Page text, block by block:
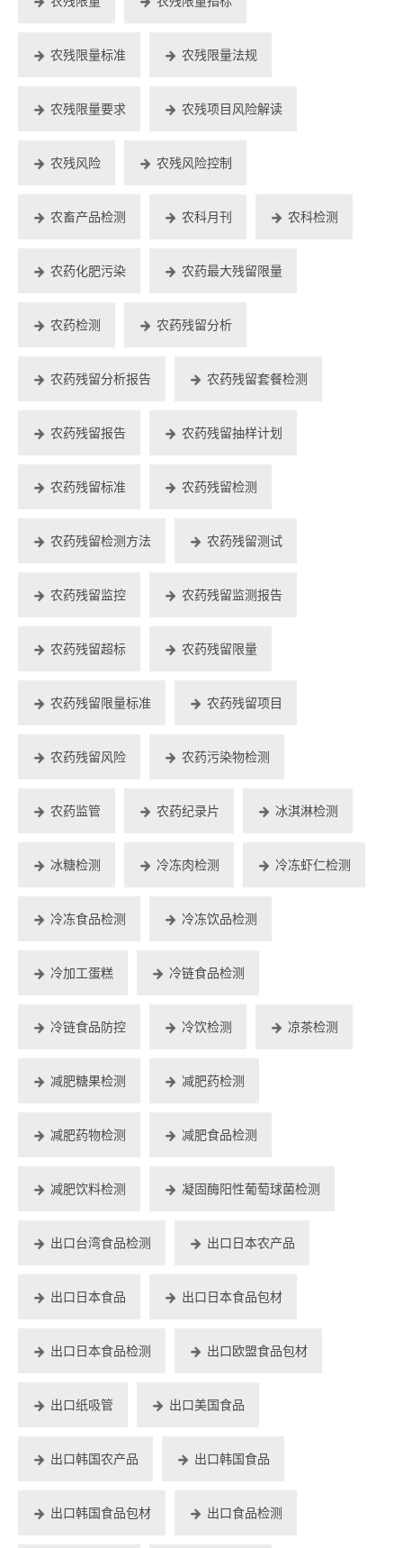
农残限量标准 农残限量法规
农残限量要求 农残项目风险解读
农残风险 农残风险控制
农畜产品检测 农科月刊 农科检测
农药化肥污染 农药最大残留限量
农药检测 农药残留分析
农药残留分析报告 农药残留套餐检测
农药残留报告 农药残留抽样计划
农药残留标准 农药残留检测
农药残留检测方法 农药残留测试
农药残留监控 农药残留监测报告
农药残留超标 农药残留限量
农药残留限量标准 农药残留项目
农药残留风险 农药污染物检测
农药监管 农药纪录片 冰淇淋检测
冰糖检测 冷冻肉检测 冷冻虾仁检测
冷冻食品检测 冷冻饮品检测
冷加工蛋糕 冷链食品检测
冷链食品防控 冷饮检测 凉茶检测
减肥糖果检测 减肥药检测
减肥药物检测 减肥食品检测
减肥饮料检测 凝固酶阳性葡萄球菌检测
出口台湾食品检测 出口日本农产品
出口日本食品 出口日本食品包材
出口日本食品检测 出口欧盟食品包材
出口纸吸管 出口美国食品
出口韩国农产品 出口韩国食品
出口韩国食品包材 出口食品检测